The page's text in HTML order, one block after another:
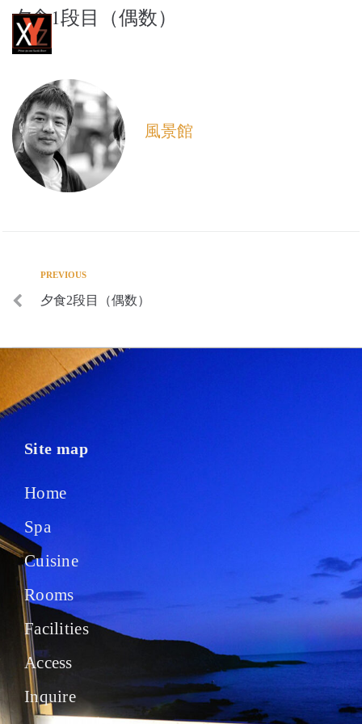
夕食1段目（偶数）
風景館
PREVIOUS
夕食2段目（偶数）
Site map
Home
Spa
Cuisine
Rooms
Facilities
Access
Inquire